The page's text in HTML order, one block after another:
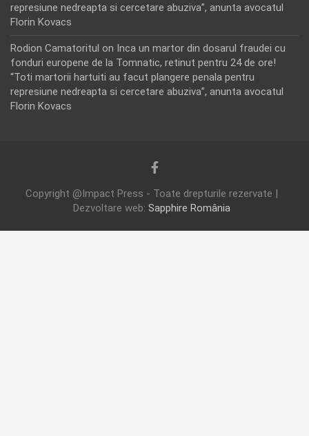
represiune nedreapta si cercetare abuziva”, anunta avocatul
Florin Kovacs
Rodion Camatoritul on Inca un martor din dosarul fraudei cu
fonduri europene de la Tomnatic, retinut pentru 24 de ore!
“Toti martorii hartuiti au facut plangere penala pentru
represiune nedreapta si cercetare abuziva”, anunta avocatul
Florin Kovacs
Copyright @Impact Press - Toate drepturile rezervate |
Dezvoltare web: Sapphire România